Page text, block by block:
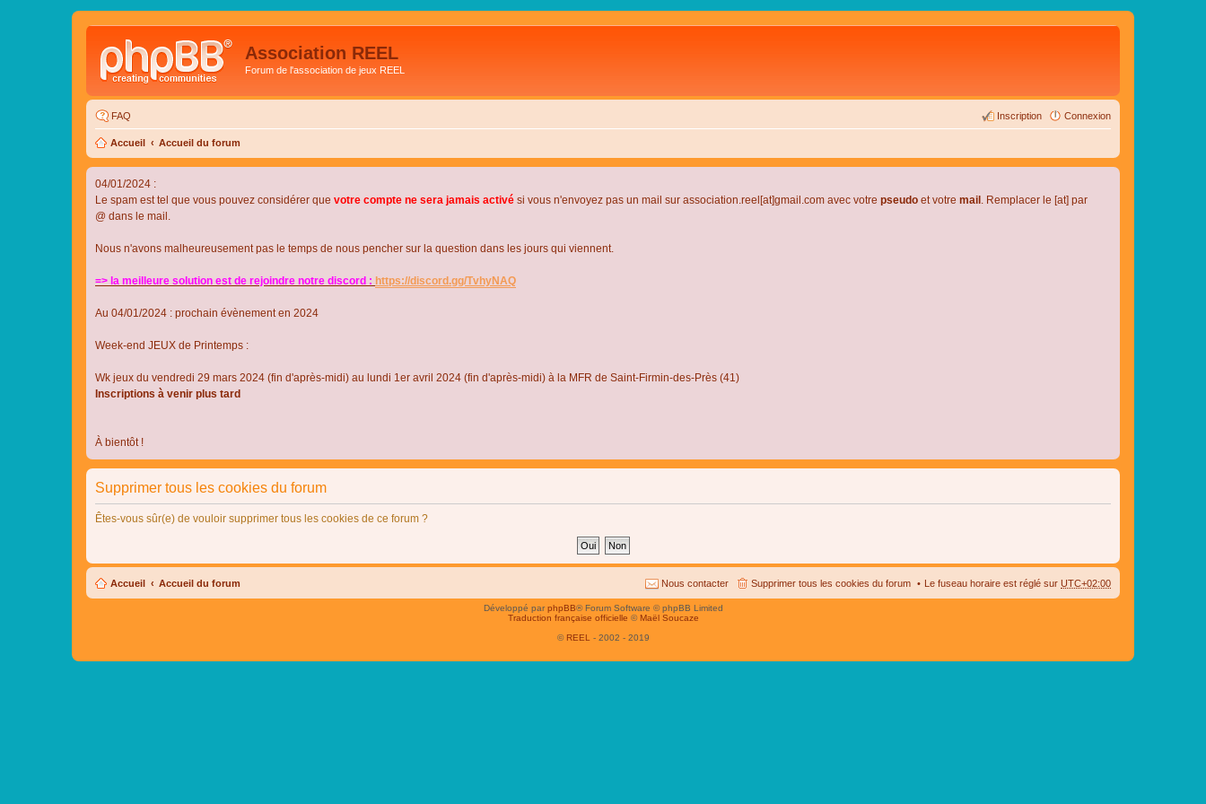
Association REEL
Forum de l'association de jeux REEL
FAQ Connexion
Inscription
Accueil Accueil du forum
04/01/2024 :
Le spam est tel que vous pouvez considérer que votre compte ne sera jamais activé si vous n'envoyez pas un mail sur association.reel[at]gmail.com avec votre pseudo et votre mail . Remplacer le [at] par
@ dans le mail.
Nous n'avons malheureusement pas le temps de nous pencher sur la question dans les jours qui viennent.
=> la meilleure solution est de rejoindre notre discord : https://discord.gg/TvhyNAQ
Au 04/01/2024 : prochain évènement en 2024
Week-end JEUX de Printemps :
Wk jeux du vendredi 29 mars 2024 (fin d'après-midi) au lundi 1er avril 2024 (fin d'après-midi) à la MFR de Saint-Firmin-des-Près (41)
Inscriptions à venir plus tard
À bientôt !
Supprimer tous les cookies du forum
Êtes-vous sûr(e) de vouloir supprimer tous les cookies de ce forum ?
Accueil Accueil du forum Le fuseau horaire est réglé sur UTC+02:00
Supprimer tous les cookies du forum
Nous contacter
Développé parphpBB® Forum Software © phpBB Limited
Traduction française officielle © Maël Soucaze
© REEL - 2002 - 2019